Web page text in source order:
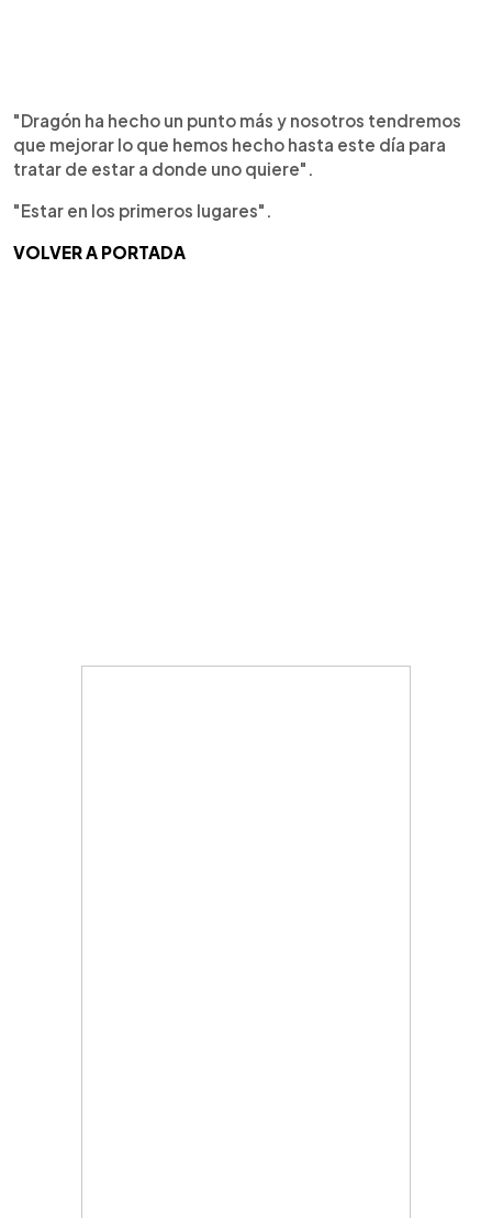
"Dragón ha hecho un punto más y nosotros tendremos
que mejorar lo que hemos hecho hasta este día para
tratar de estar a donde uno quiere".
"Estar en los primeros lugares".
VOLVER A PORTADA